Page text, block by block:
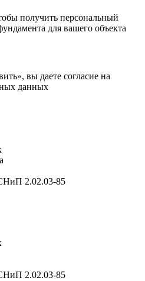
получить персональный
для вашего объекта
вы даете согласие на
данных
2.02.03-85
2.02.03-85